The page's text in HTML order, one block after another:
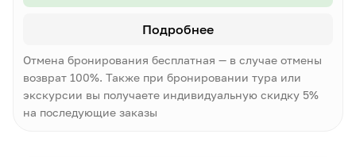
Подробнее
Отмена бронирования бесплатная — в случае отмены
возврат 100%. Также при бронировании тура или
экскурсии вы получаете индивидуальную скидку 5%
на последующие заказы